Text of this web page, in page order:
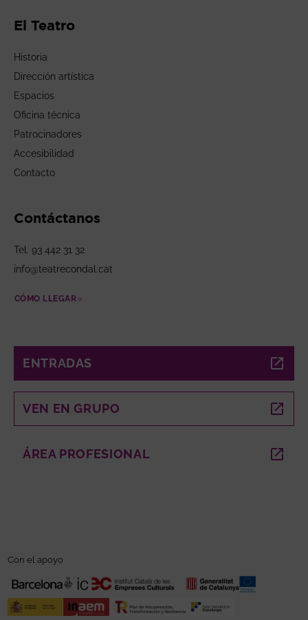
El Teatro
Historia
Dirección artística
Espacios
Oficina técnica
Patrocinadores
Accesibilidad
Contacto
Contáctanos
Tel. 93 442 31 32
info@teatrecondal.cat
CÓMO LLEGAR
ENTRADAS
VEN EN GRUPO
ÁREA PROFESIONAL ABRE EN NUEVA VENTANA
Con el apoyo